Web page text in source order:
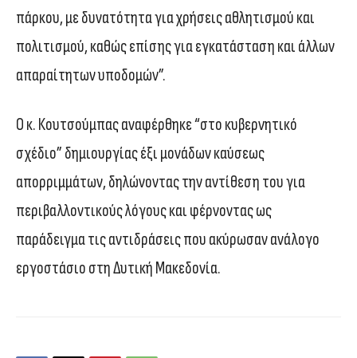
πάρκου, με δυνατότητα για χρήσεις αθλητισμού και
πολιτισμού, καθώς επίσης για εγκατάσταση και άλλων
απαραίτητων υποδομών”.
Ο κ. Κουτσούμπας αναφέρθηκε “στο κυβερνητικό
σχέδιο” δημιουργίας έξι μονάδων καύσεως
απορριμμάτων, δηλώνοντας την αντίθεση του για
περιβαλλοντικούς λόγους και φέρνοντας ως
παράδειγμα τις αντιδράσεις που ακύρωσαν ανάλογο
εργοστάσιο στη Δυτική Μακεδονία.